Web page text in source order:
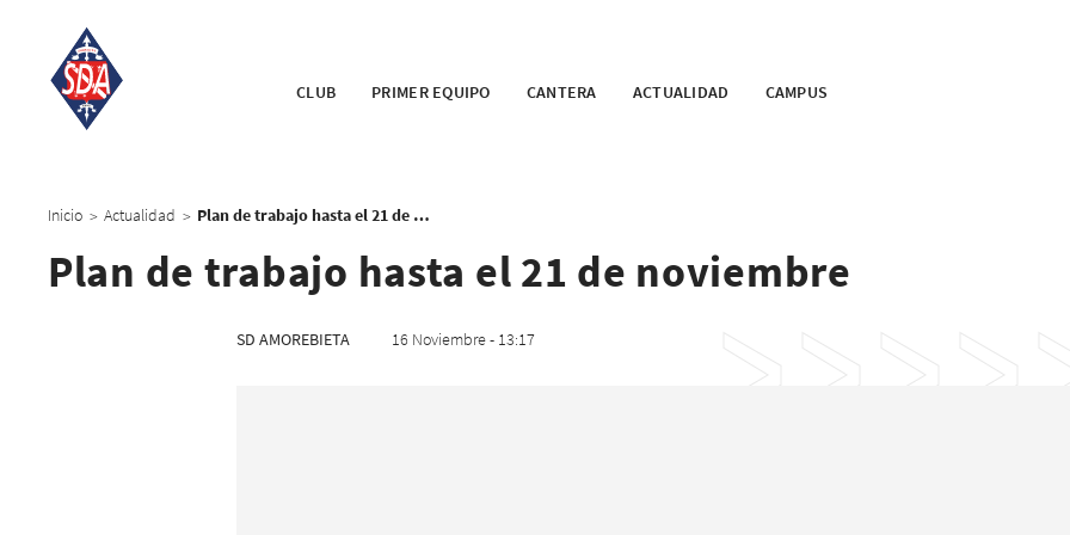
CLUB PRIMER EQUIPO CANTERA ACTUALIDAD CAMPUS
Inicio > Actualidad > Plan de trabajo hasta el 21 de noviembre
Plan de trabajo hasta el 21 de noviembre
SD AMOREBIETA 16 Noviembre - 13:17